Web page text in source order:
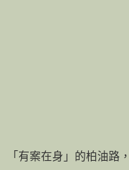
「有案在身」的柏油路